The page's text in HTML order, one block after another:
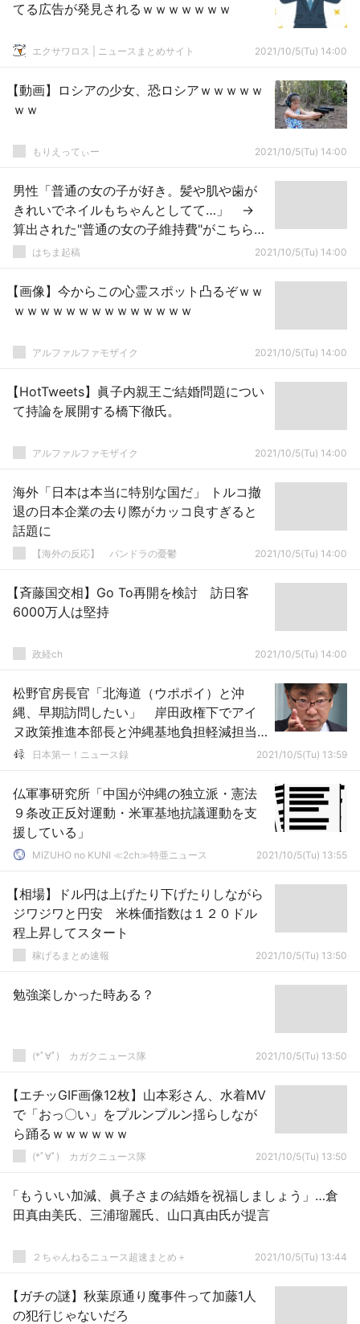
てる広告が発見されるｗｗｗｗｗｗｗ
エクサワロス | ニュースまとめサイト 2021/10/5(Tu) 14:00
【動画】ロシアの少女、恐ロシアｗｗｗｗｗ
ｗｗ
もりえってぃー 2021/10/5(Tu) 14:00
男性「普通の女の子が好き。髪や肌や歯が
きれいでネイルもちゃんとしてて…」 →
算出された"普通の女の子維持費"がこちらｗ
ｗｗはちま起稿 2021/10/5(Tu) 14:00
【画像】今からこの心霊スポット凸るぞｗｗ
ｗｗｗｗｗｗｗｗｗｗｗｗｗｗ
アルファルファモザイク 2021/10/5(Tu) 14:00
【HotTweets】眞子内親王ご結婚問題につい
て持論を展開する橋下徹氏。
アルファルファモザイク 2021/10/5(Tu) 14:00
海外「日本は本当に特別な国だ」 トルコ撤
退の日本企業の去り際がカッコ良すぎると
話題に
【海外の反応】 パンドラの憂鬱 2021/10/5(Tu) 14:00
【斉藤国交相】Go To再開を検討 訪日客
6000万人は堅持
政経ch 2021/10/5(Tu) 14:00
松野官房長官「北海道（ウポポイ）と沖
縄、早期訪問したい」 岸田政権下でアイ
ヌ政策推進本部長と沖縄基地負担軽減担当
相を兼務
日本第一！ニュース録 2021/10/5(Tu) 13:59
仏軍事研究所「中国が沖縄の独立派・憲法
９条改正反対運動・米軍基地抗議運動を支
援している」
MIZUHO no KUNI ≪2ch≫特亜ニュース 2021/10/5(Tu) 13:55
【相場】ドル円は上げたり下げたりしながら
ジワジワと円安 米株価指数は１２０ドル
程上昇してスタート
稼げるまとめ速報 2021/10/5(Tu) 13:50
勉強楽しかった時ある？
(*ﾟ∀ﾟ)ゞカガクニュース隊 2021/10/5(Tu) 13:50
【エチッGIF画像12枚】山本彩さん、水着MV
で「おっ〇い」をプルンプルン揺らしなが
ら踊るｗｗｗｗｗｗ
(*ﾟ∀ﾟ)ゞカガクニュース隊 2021/10/5(Tu) 13:50
「もういい加減、眞子さまの結婚を祝福しましょう」…倉
田真由美氏、三浦瑠麗氏、山口真由氏が提言
２ちゃんねるニュース超速まとめ＋ 2021/10/5(Tu) 13:44
【ガチの謎】秋葉原通り魔事件って加藤1人
の犯行じゃないだろ